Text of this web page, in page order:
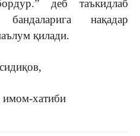
деб таъкидлаб
нақадар
қилади.
хатиби